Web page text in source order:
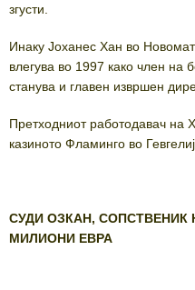
згусти.
Инаку Јоханес Хан во
влегува во 1997 како член на
станува и главен извршен
Претходниот работодавач на
казиното Фламинго во
СУДИ ОЗКАН, СОПСТВЕНИК
МИЛИОНИ ЕВРА